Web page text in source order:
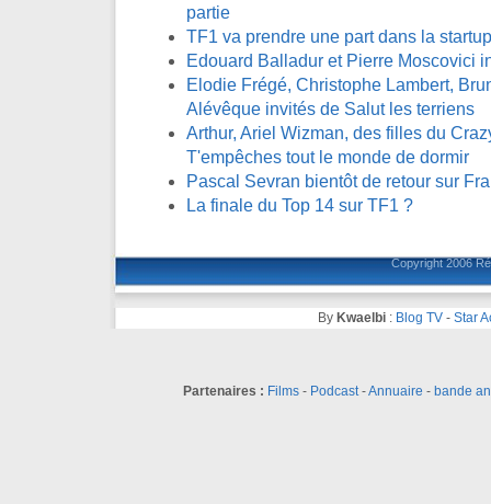
partie
TF1 va prendre une part dans la
Edouard Balladur et Pierre Moscovici
Elodie Frégé, Christophe Lambert,
Alévêque invités de Salut les terriens
Arthur, Ariel Wizman, des filles du
T'empêches tout le monde de dormir
Pascal Sevran bientôt de retour sur
La finale du Top 14 sur TF1 ?
Copyright 2006
By Kwaelbi : Blog TV - Star
Partenaires : Films- Podcast-Annuaire - bande